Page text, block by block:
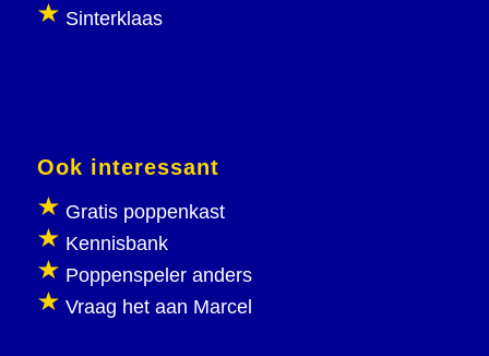
Sinterklaas
Ook interessant
Gratis poppenkast
Kennisbank
Poppenspeler anders
Vraag het aan Marcel